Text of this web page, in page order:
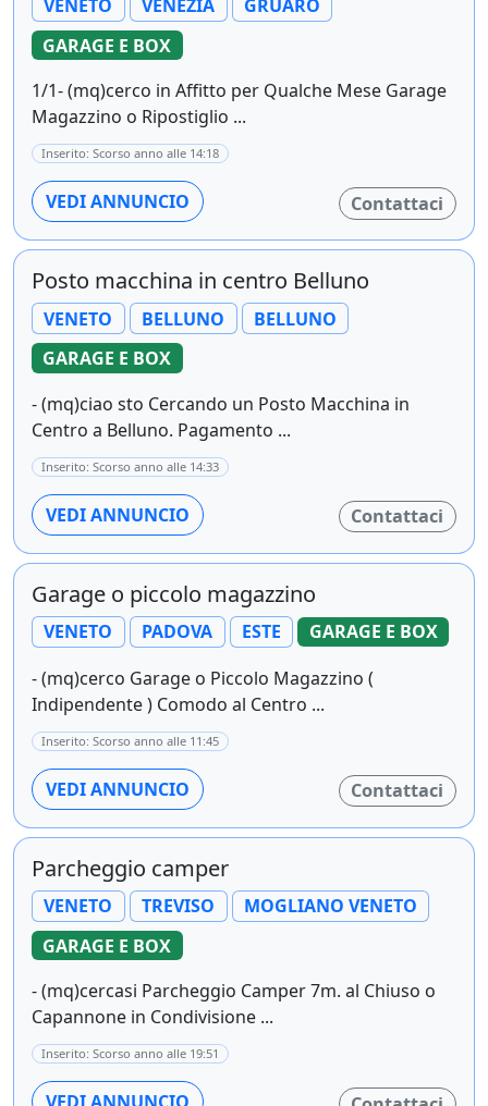
VENETO VENEZIA
GRUARO
GARAGE E BOX
1/1- (mq)cerco in Affitto per Qualche Mese Garage
Magazzino o Ripostiglio ...
Inserito: Scorso anno alle 14:18
VEDI ANNUNCIO Contattaci
Posto macchina in centro Belluno
VENETO BELLUNO
BELLUNO
GARAGE E BOX
- (mq)ciao sto Cercando un Posto Macchina in
Centro a Belluno. Pagamento ...
Inserito: Scorso anno alle 14:33
VEDI ANNUNCIO Contattaci
Garage o piccolo magazzino
VENETO PADOVA ESTE
GARAGE E BOX
- (mq)cerco Garage o Piccolo Magazzino (
Indipendente ) Comodo al Centro ...
Inserito: Scorso anno alle 11:45
VEDI ANNUNCIO Contattaci
Parcheggio camper
VENETO TREVISO
MOGLIANO VENETO
GARAGE E BOX
- (mq)cercasi Parcheggio Camper 7m. al Chiuso o
Capannone in Condivisione ...
Inserito: Scorso anno alle 19:51